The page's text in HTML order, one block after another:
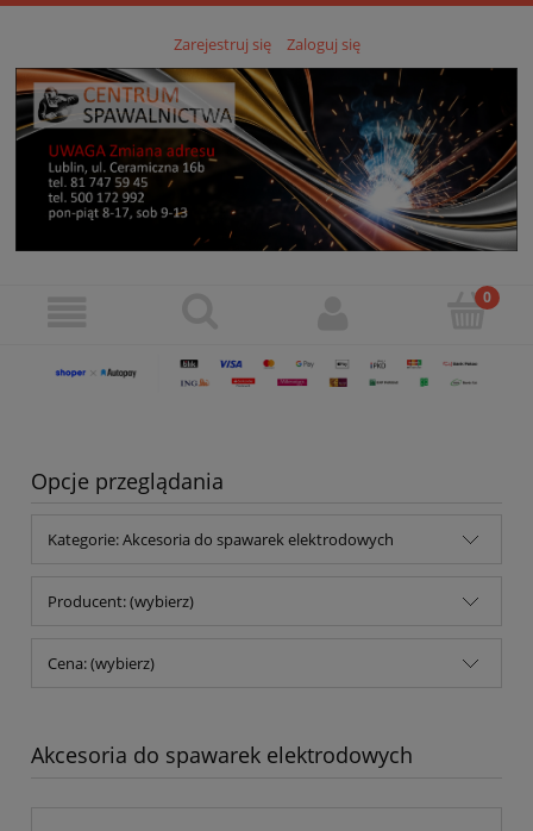
Zarejestruj się Zaloguj się
Opcje przeglądania
Kategorie: Akcesoria do spawarek elektrodowych
Producent: (wybierz)
Cena: (wybierz)
Akcesoria do spawarek elektrodowych